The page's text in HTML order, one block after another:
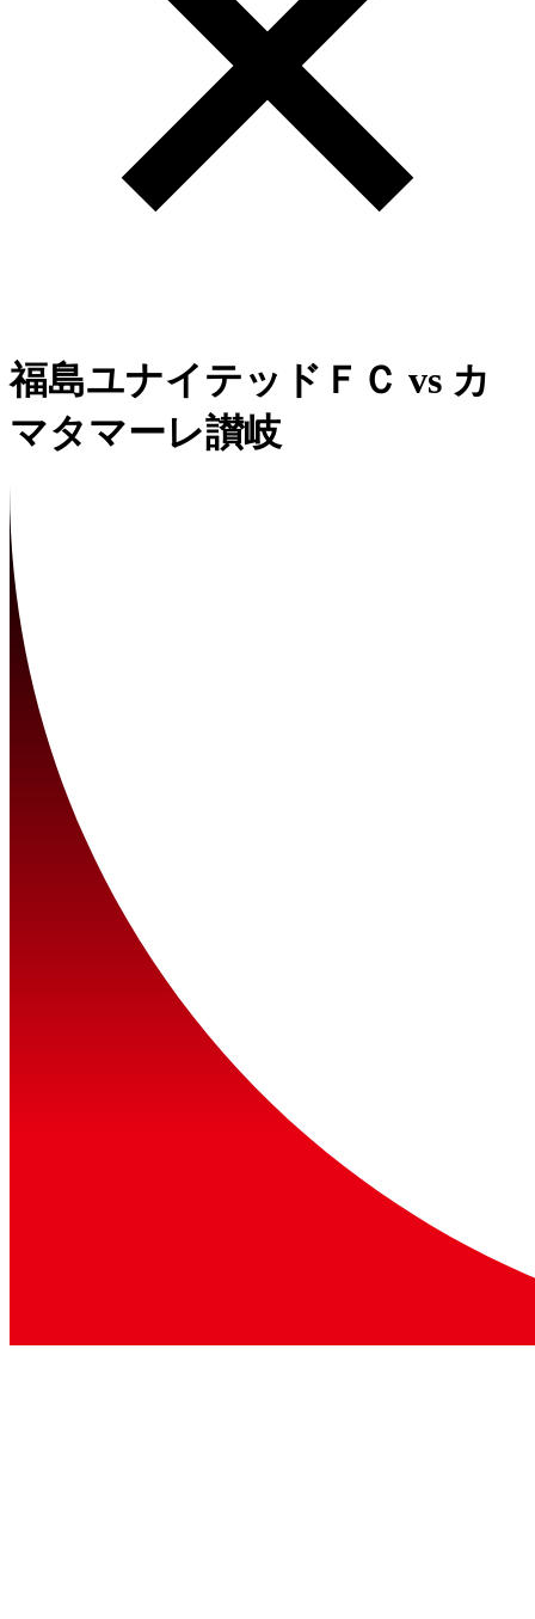
福島ユナイテッドＦＣ vs カ
マタマーレ讃岐